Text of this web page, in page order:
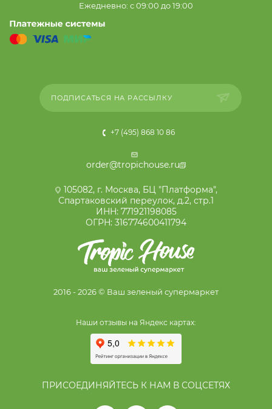
Ежедневно: с 09:00 до 19:00
ПОДПИСАТЬСЯ НА РАССЫЛКУ
+7 (495) 868 10 86
order@tropichouse.ru
105082, г. Москва, БЦ "Платформа",
Спартаковский переулок, д.2, стр.1
ИНН: 771921198085
ОГРН: 316774600411794
2016 - 2026 © Ваш зеленый супермаркет
Наши отзывы на Яндекс картах:
ПРИСОЕДИНЯЙТЕСЬ К НАМ В СОЦСЕТЯХ